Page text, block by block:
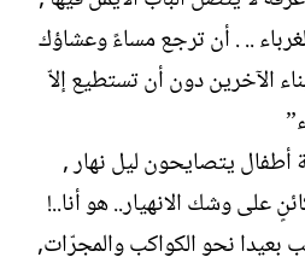
.. . أن ترجع مساءً وعشاؤك
الآخرين دون أن تستطيع إلاّ
أطفال يتصايحون ليل نهار ,
على وشك الانهيار.. هو أنا..!
بعيدا نحو الكواكب والمجرّات,